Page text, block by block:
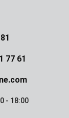
77 61
- 18:00